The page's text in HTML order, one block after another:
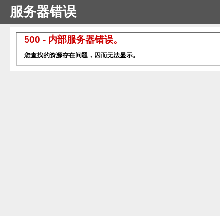
服务器错误
500 - 内部服务器错误。
您查找的资源存在问题，因而无法显示。